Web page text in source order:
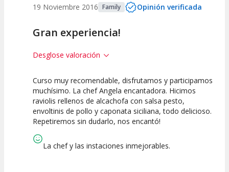
19 Noviembre 2016 Family Opinión verificada
Gran experiencia!
Desglose valoración
10
Calidad /
Precio
10
Calidad de la
Actividad
10
Atención del
Personal /
Guia
Curso muy recomendable, disfrutamos y participamos
muchísimo. La chef Angela encantadora. Hicimos
raviolis rellenos de alcachofa con salsa pesto,
envoltinis de pollo y caponata siciliana, todo delicioso.
Repetiremos sin dudarlo, nos encantó!
La chef y las instaciones inmejorables.